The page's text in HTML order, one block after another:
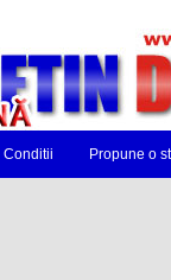
Conditii Propune o